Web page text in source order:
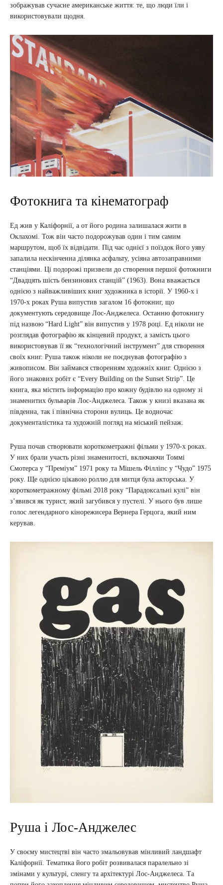
зображував сучасне американське життя: те, що люди їли і
використовували щодня.
Фотокнига та кінематограф
Ед жив у Каліфорнії, а от його родина залишалася жити в
Оклахомі. Тож він часто подорожував один і тим самим
маршрутом, щоб їх відвідати. Під час однієї з поїздок його уяву
запалила нескінченна ділянка асфальту, усіяна автозаправними
станціями. Ці подорожі призвели до створення першої фотокниги
“Двадцять шість бензинових станцій” (1963). Вона вважається
однією з найважливіших книг художника в історії. У 1960-х і
1970-х роках Руша випустив загалом 16 фотокниг, що
документують середовище Лос-Анджелеса. Останню фотокнигу
під назвою “Hard Light” він випустив у 1978 році. Ед ніколи не
розглядав фотографію як кінцевий продукт, а замість цього
використовував її як “технологічний інструмент” для створення
своїх книг. Руша також ніколи не поєднував фотографію з
живописом. Він займався створенням художніх книг. Однією з
його знакових робіт є “Every Building on the Sunset Strip”. Це
книга, яка містить інформацію про кожну будівлю на одному зі
знаменитих бульварів Лос-Анджелеса. Також у книзі вказана як
південна, так і північна сторони вулиць. Це водночас
документалістика та художній погляд на міський пейзаж.
Руша почав створювати короткометражні фільми у 1970-х роках.
У них брали участь різні знаменитості, включаючи Томмі
Смотерса у “Преміум” 1971 року та Мішель Філліпс у “Чудо” 1975
року. Ще однією цікавою роллю для митця була акторська. У
короткометражному фільмі 2018 року “Парадоксальні кулі” він
зʼявився як турист, який загубився у пустелі. У нього був лише
голос легендарного кінорежисера Вернера Герцога, який ним
керував.
Руша і Лос-Анджелес
У своєму мистецтві він часто змальовував мінливий ландшафт
Каліфорнії. Тематика його робіт розвивалася паралельно зі
змінами у культурі, сленгу та архітектурі Лос-Анджелеса. Та